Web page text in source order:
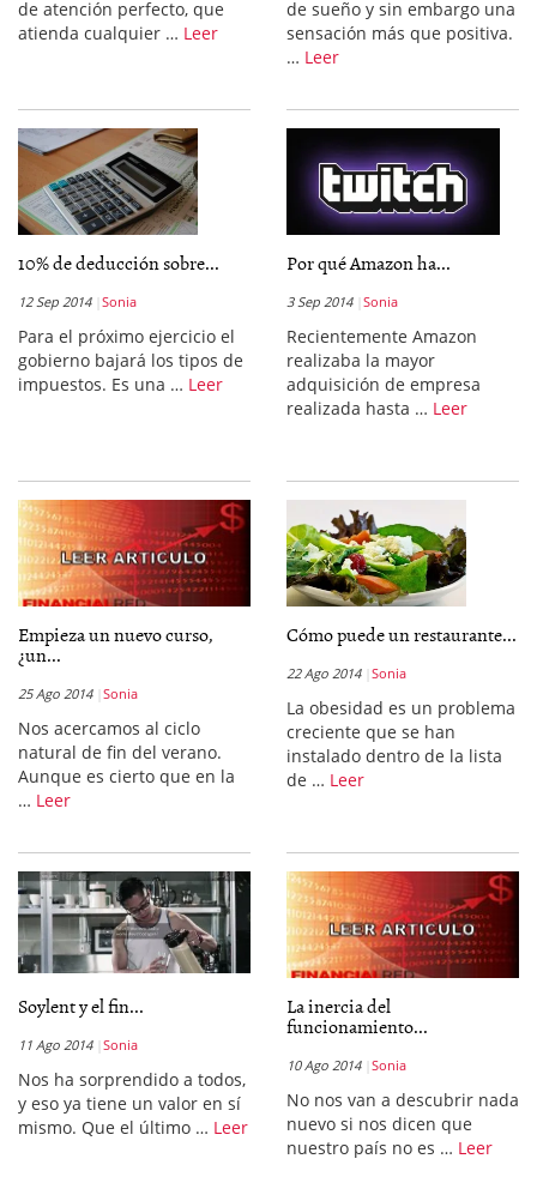
de atención perfecto, que
atienda cualquier … Leer
de sueño y sin embargo una
sensación más que positiva.
… Leer
10% de deducción sobre...
12 Sep 2014 Sonia
Para el próximo ejercicio el
gobierno bajará los tipos de
impuestos. Es una … Leer
Por qué Amazon ha...
3 Sep 2014 Sonia
Recientemente Amazon
realizaba la mayor
adquisición de empresa
realizada hasta … Leer
Empieza un nuevo curso,
¿un...
25 Ago 2014 Sonia
Nos acercamos al ciclo
natural de fin del verano.
Aunque es cierto que en la
… Leer
Cómo puede un restaurante...
22 Ago 2014 Sonia
La obesidad es un problema
creciente que se han
instalado dentro de la lista
de … Leer
Soylent y el fin...
11 Ago 2014 Sonia
Nos ha sorprendido a todos,
y eso ya tiene un valor en sí
mismo. Que el último … Leer
La inercia del
funcionamiento...
10 Ago 2014 Sonia
No nos van a descubrir nada
nuevo si nos dicen que
nuestro país no es … Leer